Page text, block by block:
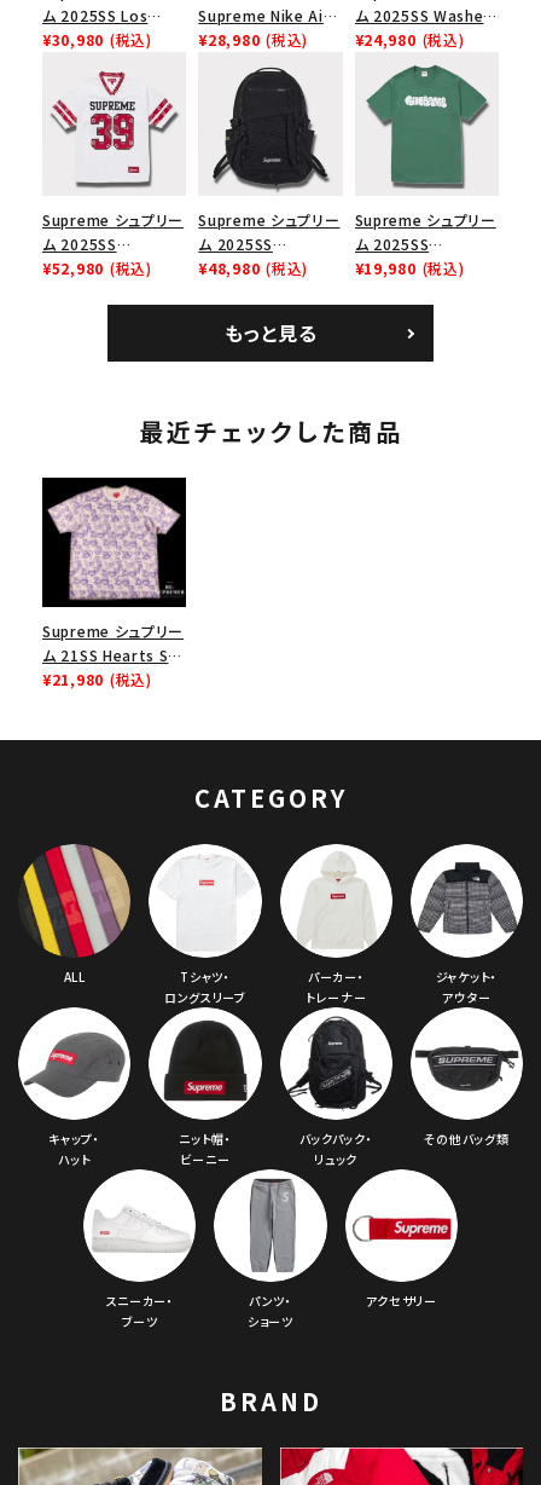
ム 2025SS Los
Angeles Fire Relief
イヤーリリーフボック
スロゴTシャツ ホワ
イト 白
¥30,980 (税込)
Supreme Nike Air
Force 1 Low シュプ
リーム ナイキエアフォ
ース１スニーカー シ
ューズ ホワイト
¥28,980 (税込)
ム 2025SS Washed
Chino Twill Camp
Cap ウォッシュチノツ
イルキャンプキャップ
ブラック 黒
¥24,980 (税込)
Supreme シュプリー
ム 2025SS
Bandana Football
¥52,980 (税込)
Supreme シュプリー
ム 2025SS
Backpack バックパッ
¥48,980 (税込)
Supreme シュプリー
ム 2025SS
Homerun Tee ホー
¥19,980 (税込)
もっと見る
最近チェックした商品
Supreme シュプリー
ム 21SS Hearts S/S
Top Tee ハートショ
¥21,980 (税込)
CATEGORY
ALL
Tシャツ・
ロングスリーブ
パーカー・
トレーナー
ジャケット・
アウター
キャップ・
ハット
ニット帽・
ビーニー
バックパック・
リュック
その他バッグ類
スニーカー・
ブーツ
パンツ・
ショーツ
アクセサリー
BRAND